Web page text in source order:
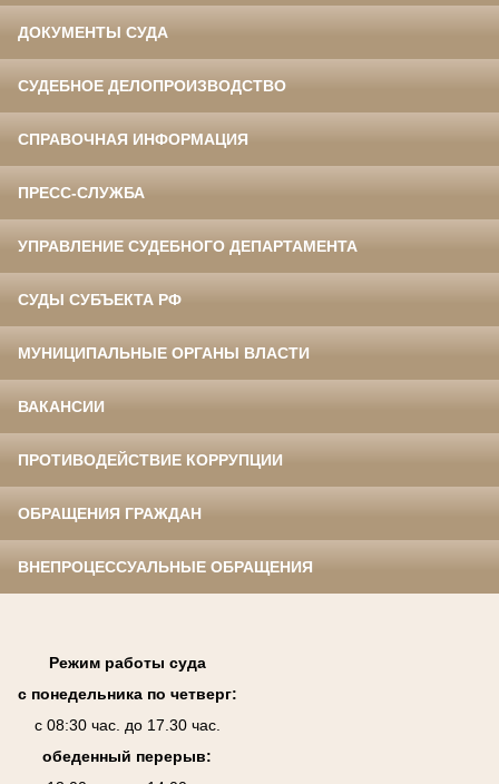
ДОКУМЕНТЫ СУДА
СУДЕБНОЕ ДЕЛОПРОИЗВОДСТВО
СПРАВОЧНАЯ ИНФОРМАЦИЯ
ПРЕСС-СЛУЖБА
УПРАВЛЕНИЕ СУДЕБНОГО ДЕПАРТАМЕНТА
СУДЫ СУБЪЕКТА РФ
МУНИЦИПАЛЬНЫЕ ОРГАНЫ ВЛАСТИ
ВАКАНСИИ
ПРОТИВОДЕЙСТВИЕ КОРРУПЦИИ
ОБРАЩЕНИЯ ГРАЖДАН
ВНЕПРОЦЕССУАЛЬНЫЕ ОБРАЩЕНИЯ
Режим работы суда
с понедельника по четверг:
с 08:30 час. до 17.30 час.
обеденный перерыв: